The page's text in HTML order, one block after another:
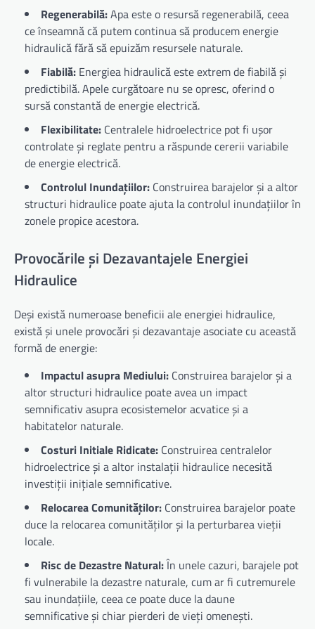
Regenerabilă:Apa este o resursă regenerabilă, ceea
ce înseamnă că putem continua să producem energie
hidraulică fără să epuizăm resursele naturale.
Fiabilă: Energiea hidraulică este extrem de fiabilă și
predictibilă. Apele curgătoare nu se opresc, oferind o
sursă constantă de energie electrică.
Flexibilitate: Centralele hidroelectrice pot fi ușor
controlate și reglate pentru a răspunde cererii variabile
de energie electrică.
Controlul Inundațiilor: Construirea barajelor și a altor
structuri hidraulice poate ajuta la controlul inundațiilor în
zonele propice acestora.
Provocările și Dezavantajele Energiei
Hidraulice
Deși există numeroase beneficii ale energiei hidraulice,
există și unele provocări și dezavantaje asociate cu această
formă de energie:
Impactul asupra Mediului: Construirea barajelor și a
altor structuri hidraulice poate avea un impact
semnificativ asupra ecosistemelor acvatice și a
habitatelor naturale.
Costuri Initiale Ridicate: Construirea centralelor
hidroelectrice și a altor instalații hidraulice necesită
investiții inițiale semnificative.
Relocarea Comunităților: Construirea barajelor poate
duce la relocarea comunităților și la perturbarea vieții
locale.
Risc de Dezastre Natural:În unele cazuri, barajele pot
fi vulnerabile la dezastre naturale, cum ar fi cutremurele
sau inundațiile, ceea ce poate duce la daune
semnificative și chiar pierderi de vieți omenești.